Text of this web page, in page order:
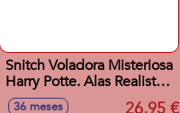
Snitch Voladora Misteriosa
Harry Potte. Alas Realistas.
20 cm.
36 meses